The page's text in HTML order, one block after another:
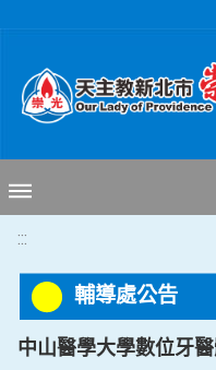
:::
輔導處公告
中山醫學大學數位牙